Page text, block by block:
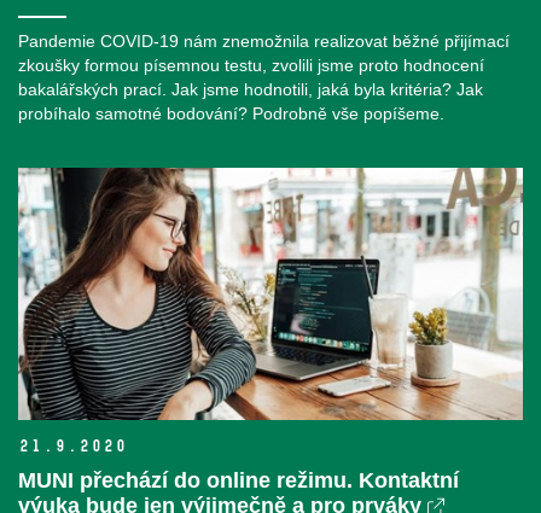
Pandemie COVID-19 nám znemožnila realizovat běžné přijímací
zkoušky formou písemnou testu, zvolili jsme proto hodnocení
bakalářských prací. Jak jsme hodnotili, jaká byla kritéria? Jak
probíhalo samotné bodování? Podrobně vše popíšeme.
21. 9. 2020
MUNI přechází do online režimu. Kontaktní
výuka bude jen výjimečně a pro prváky